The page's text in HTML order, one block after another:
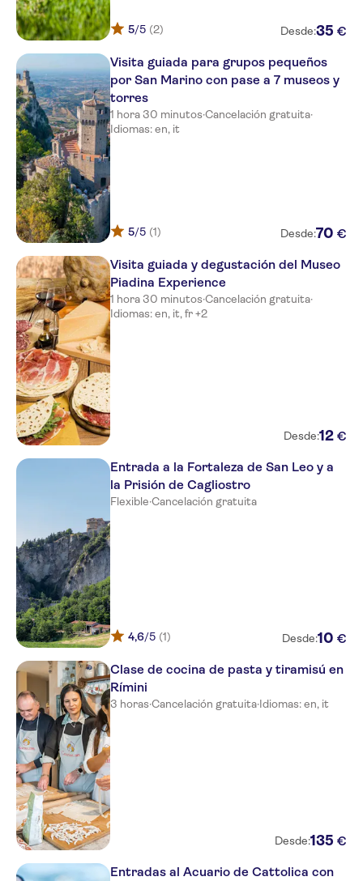
5/5 (2) Desde:35 €
Visita guiada para grupos pequeños
por San Marino con pase a 7 museos y
torres
1 hora 30 minutos·Cancelación gratuita·
Idiomas: en, it
5/5 (1) Desde:70 €
Visita guiada y degustación del Museo
Piadina Experience
1 hora 30 minutos·Cancelación gratuita·
Idiomas: en, it, fr +2
Desde:12 €
Entrada a la Fortaleza de San Leo y a
la Prisión de Cagliostro
Flexible·Cancelación gratuita
4,6/5 (1) Desde:10 €
Clase de cocina de pasta y tiramisú en
Rímini
3 horas·Cancelación gratuita·Idiomas: en, it
Desde:135 €
Entradas al Acuario de Cattolica con